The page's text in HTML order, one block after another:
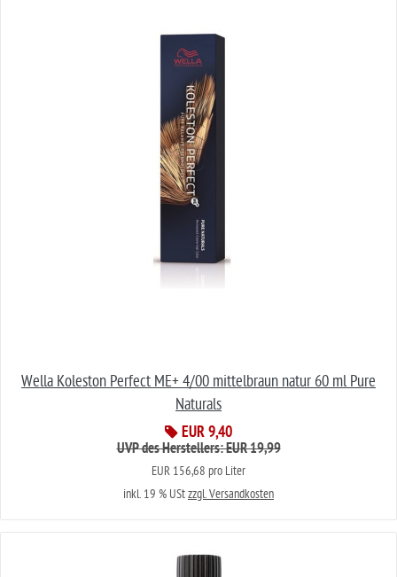
Wella Koleston Perfect ME+ 4/00 mittelbraun natur 60 ml Pure
Naturals
EUR 9,40
UVP des Herstellers: EUR 19,99
EUR 156,68 pro Liter
inkl. 19 % UStzzgl. Versandkosten